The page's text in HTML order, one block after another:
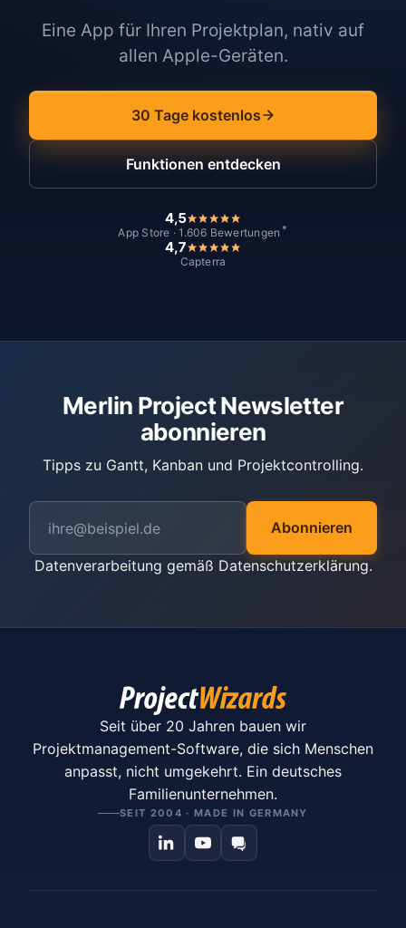
Eine App für Ihren Projektplan, nativ auf
allen Apple-Geräten.
30 Tage kostenlos
Funktionen entdecken
4,5
App Store · 1.606 Bewertungen *
4,7
Capterra
Merlin Project Newsletter
abonnieren
Tipps zu Gantt, Kanban und Projektcontrolling.
Abonnieren
Datenverarbeitung gemäß Datenschutzerklärung.
Seit über 20 Jahren bauen wir
Projektmanagement-Software, die sich Menschen
anpasst, nicht umgekehrt. Ein deutsches
Familienunternehmen.
SEIT 2004 · MADE IN GERMANY